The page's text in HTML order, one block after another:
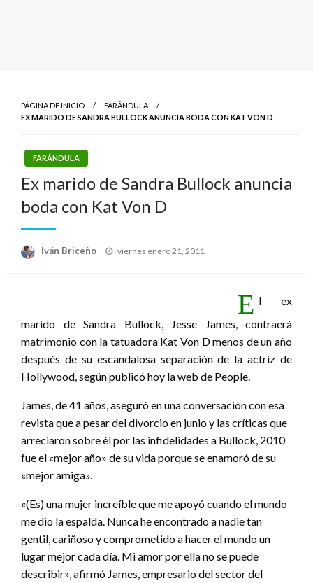
PÁGINA DE INICIO
FARÁNDULA
EX MARIDO DE SANDRA BULLOCK ANUNCIA BODA CON KAT VON D
FARÁNDULA
Ex marido de Sandra Bullock anuncia
boda con Kat Von D
Iván Briceño
Publicado
viernes enero 21, 2011
E l ex
marido de Sandra Bullock, Jesse James, contraerá
matrimonio con la tatuadora Kat Von D menos de un año
después de su escandalosa separación de la actriz de
Hollywood, según publicó hoy la web de People.
James, de 41 años, aseguró en una conversación con esa
revista que a pesar del divorcio en junio y las críticas que
arreciaron sobre él por las infidelidades a Bullock, 2010
fue el «mejor año» de su vida porque se enamoró de su
«mejor amiga».
«(Es) una mujer increíble que me apoyó cuando el mundo
me dio la espalda. Nunca he encontrado a nadie tan
gentil, cariñoso y comprometido a hacer el mundo un
lugar mejor cada día. Mi amor por ella no se puede
describir», afirmó James, empresario del sector del